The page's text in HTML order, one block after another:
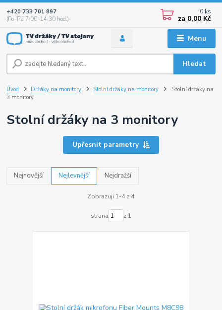
Menu
Hledat
+420 733 701 897
(Po–Pá 7:00–14:30 hod.)
0 ks
za 0,00 Kč
Úvod Držáky na monitory Stolní držáky na monitory
Stolní držáky na
3 monitory
Stolní držáky na 3 monitory
Upřesnit parametry
Nejnovější Nejlevnější Nejdražší
Zobrazuji 1-4 z 4
strana z 1